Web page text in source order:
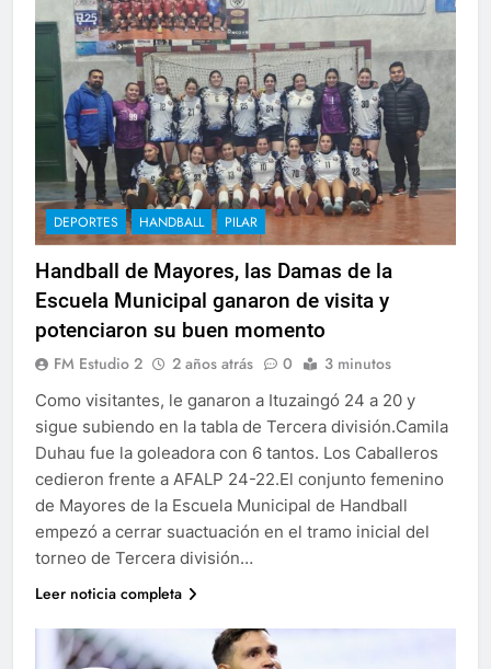
DEPORTES HANDBALL PILAR
Handball de Mayores, las Damas de la
Escuela Municipal ganaron de visita y
potenciaron su buen momento
FM Estudio 2 2 años atrás 0 3 minutos
Como visitantes, le ganaron a Ituzaingó 24 a 20 y
sigue subiendo en la tabla de Tercera división.Camila
Duhau fue la goleadora con 6 tantos. Los Caballeros
cedieron frente a AFALP 24-22.El conjunto femenino
de Mayores de la Escuela Municipal de Handball
empezó a cerrar suactuación en el tramo inicial del
torneo de Tercera división…
Leer noticia completa